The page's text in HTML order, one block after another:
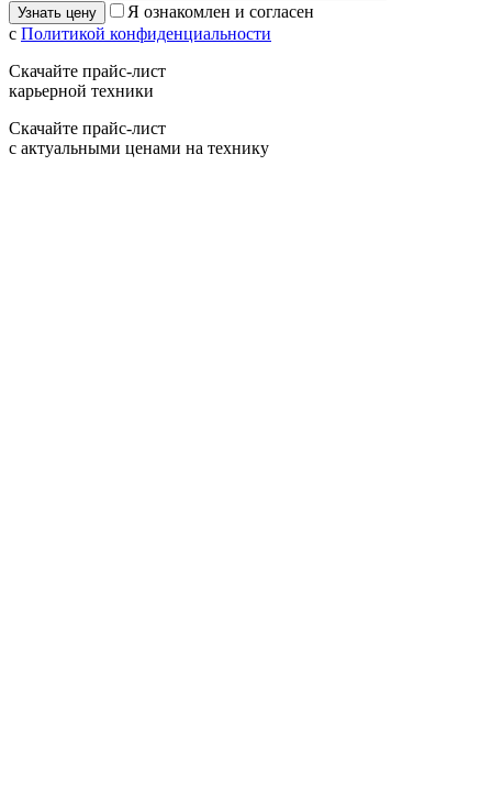
Я ознакомлен и согласен
с Политикой конфиденциальности
Скачайте прайс-лист
карьерной техники
Скачайте прайс-лист
с актуальными ценами на технику